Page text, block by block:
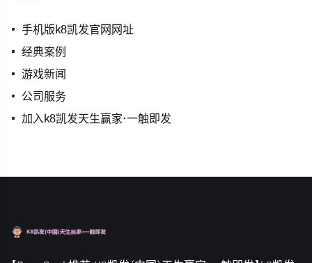
手机版k8凯发官网网址
经典案例
游戏新闻
公司服务
加入k8凯发天生赢家·一触即发